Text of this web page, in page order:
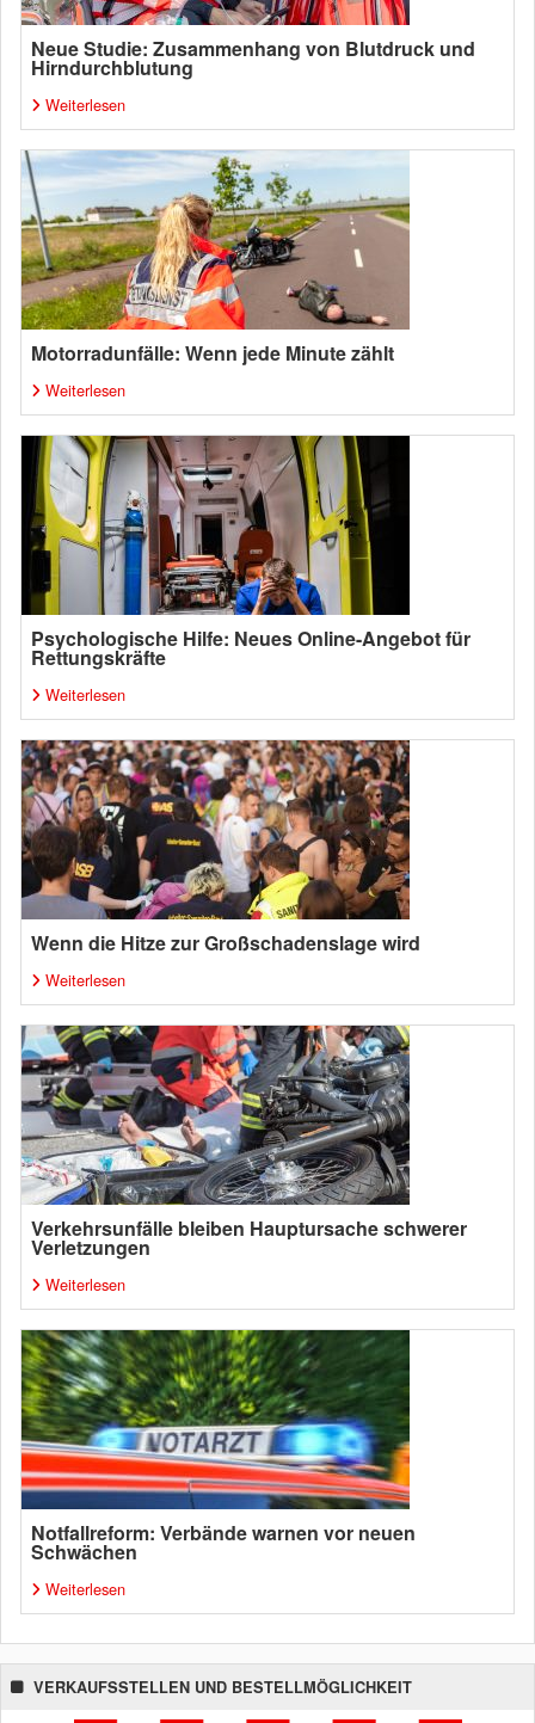
Neue Studie: Zusammenhang von Blutdruck und
Hirndurchblutung
Weiterlesen
Motorradunfälle: Wenn jede Minute zählt
Weiterlesen
Psychologische Hilfe: Neues Online-Angebot für
Rettungskräfte
Weiterlesen
Wenn die Hitze zur Großschadenslage wird
Weiterlesen
Verkehrsunfälle bleiben Hauptursache schwerer
Verletzungen
Weiterlesen
Notfallreform: Verbände warnen vor neuen
Schwächen
Weiterlesen
VERKAUFSSTELLEN UND BESTELLMÖGLICHKEIT